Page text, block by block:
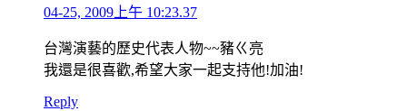
04-25, 2009上午 10:23.37
台灣演藝的歷史代表人物~~豬ㄍ亮
我還是很喜歡,希望大家一起支持他!加油!
Reply